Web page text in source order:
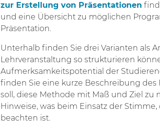
zur Erstellung von Präsentationen
und eine Übersicht zu möglichen
Präsentation.
Unterhalb finden Sie drei Varianten als
Lehrveranstaltung so strukturieren
Aufmerksamkeitspotential der
finden Sie eine kurze Beschreibung des
soll, diese Methode mit Maß und Ziel zu
Hinweise, was beim Einsatz der
beachten ist.